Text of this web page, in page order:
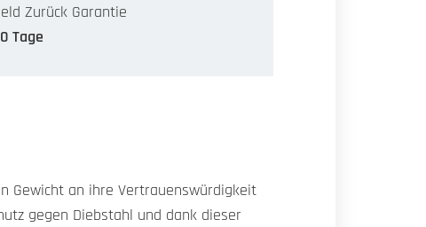
Zurück Garantie
Tage
Gewicht an ihre Vertrauenswürdigkeit
gegen Diebstahl und dank dieser